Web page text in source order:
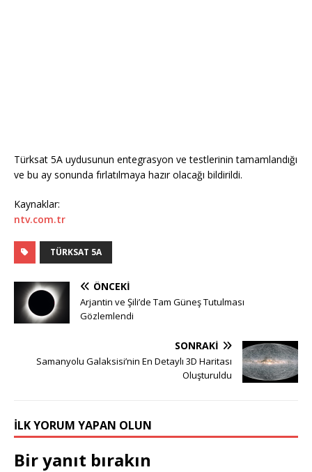
Türksat 5A uydusunun entegrasyon ve testlerinin tamamlandığı
ve bu ay sonunda fırlatılmaya hazır olacağı bildirildi.
Kaynaklar:
ntv.com.tr
TÜRKSAT 5A
ÖNCEKI
Arjantin ve Şili’de Tam Güneş Tutulması
Gözlemlendi
SONRAKI
Samanyolu Galaksisi’nin En Detaylı 3D Haritası
Oluşturuldu
İLK YORUM YAPAN OLUN
Bir yanıt bırakın